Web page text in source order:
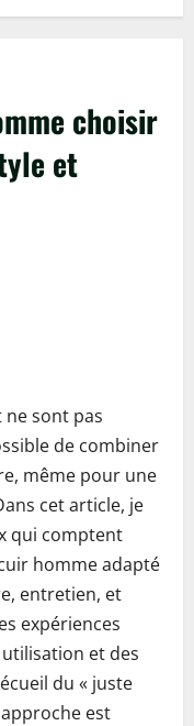
choisir
et
sont pas
de combiner
même pour une
cet article, je
qui comptent
homme adapté
entretien, et
expériences
et des
du « juste
est